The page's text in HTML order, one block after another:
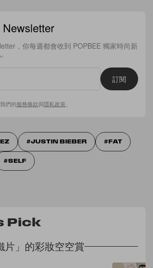
，你每週都會收到 POPBEE 獨家時尚新
訂閱
們的服務條款與隱私政策。
JUSTIN BIEBER FAT
SELF
Pick
片」的彩妝空空賞